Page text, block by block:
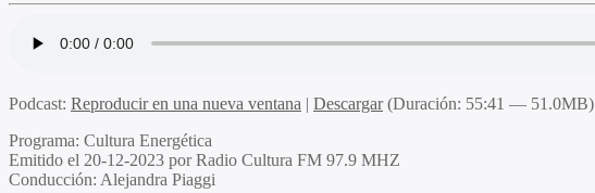
Podcast: Reproducir en una nueva ventana | Descargar(Duración: 55:41 — 51.0MB)
Programa: Cultura Energética
Emitido el 20-12-2023 por Radio Cultura FM 97.9 MHZ
Conducción: Alejandra Piaggi